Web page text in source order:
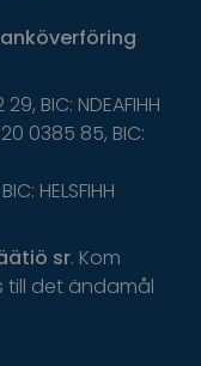
BIC: NDEAFIHH
0385 85, BIC:
HELSFIHH
sr. Kom
till det ändamål